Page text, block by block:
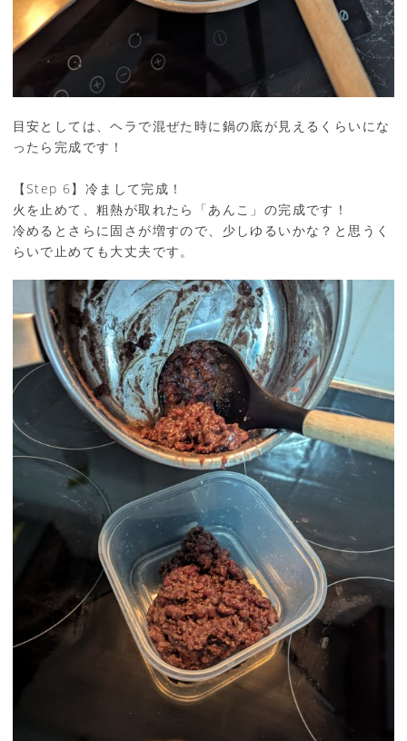
目安としては、ヘラで混ぜた時に鍋の底が見えるくらいにな
ったら完成です！
【Step 6】冷まして完成！
火を止めて、粗熱が取れたら「あんこ」の完成です！
冷めるとさらに固さが増すので、少しゆるいかな？と思うく
らいで止めても大丈夫です。